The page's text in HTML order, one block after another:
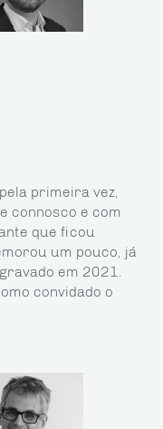
primeira vez,
con­nosco e com
que ficou
um pouco, já
em 2021.
convidado o